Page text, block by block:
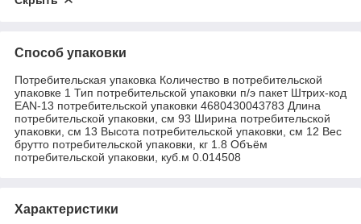
Способ упаковки
Потребительская упаковка Количество в потребительской
упаковке 1 Тип потребительской упаковки п/э пакет Штрих-код
EAN-13 потребительской упаковки 4680430043783 Длина
потребительской упаковки, см 93 Ширина потребительской
упаковки, см 13 Высота потребительской упаковки, см 12 Вес
брутто потребительской упаковки, кг 1.8 Объём
потребительской упаковки, куб.м 0.014508
Характеристики